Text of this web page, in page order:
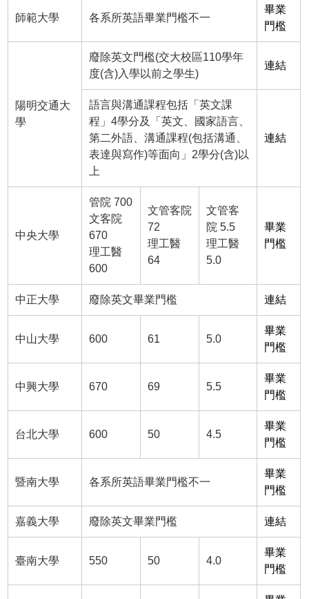
師範大學 各系所英語畢業門檻不一
畢業
門檻
陽明交通大
學
廢除英文門檻(交大校區110學年
度(含)入學以前之學生)
連結
語言與溝通課程包括「英文課
程」4學分及「英文、國家語言、
第二外語、溝通課程(包括溝通、
表達與寫作)等面向」2學分(含)以
上
連結
中央大學
管院 700
文客院
670
理工醫
600
文管客院
72
理工醫
64
文管客
院 5.5
理工醫
5.0
畢業
門檻
中正大學 廢除英文畢業門檻 連結
中山大學 600 61 5.0
畢業
門檻
中興大學 670 69 5.5
畢業
門檻
台北大學 600 50 4.5
畢業
門檻
暨南大學 各系所英語畢業門檻不一
畢業
門檻
嘉義大學 廢除英文畢業門檻 連結
臺南大學 550 50 4.0
畢業
門檻